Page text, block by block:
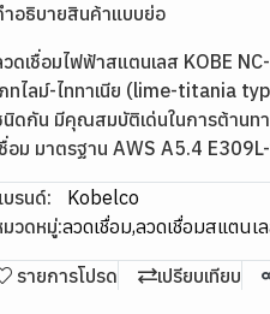
ำอธิบายสินค้าแบบย่อ
วดเชื่อมไฟฟ้าสแตนเลส KOBE
ภทไลม์-ไททาเนีย (lime-titania
ดกัน มีคุณสมบัติเด่นในการต้านท
ชื่อม มาตรฐาน AWS A5.4
บรนด์:
Kobelco
มวดหมู่:ลวดเชื่อม,ลวดเชื่อมสแตนเ
รายการโปรด เปรียบเทียบ